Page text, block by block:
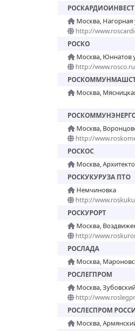
РОСКАРДИОИНВЕСТ
Москва, Нагорная
http://
РОСКО
Москва, Юннатов
http://www.rosco.ru
Москва,
Москва,
http://
РОСКОС
Москва,
РОСКУКУРУЗА ПТО
Немчиновка
http://
РОСКУРОРТ
Москва,
http://
РОСЛАДА
Москва,
РОСЛЕГПРОМ
Москва,
http://
РОСЛЕСПРОМ
Москва,